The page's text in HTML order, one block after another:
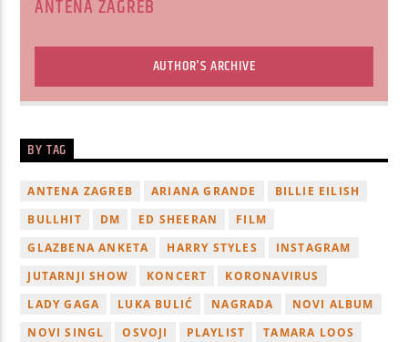
ANTENA ZAGREB
AUTHOR'S ARCHIVE
BY TAG
ANTENA ZAGREB ARIANA GRANDE
BILLIE EILISH
BULLHIT
DM ED SHEERAN
FILM
GLAZBENA ANKETA
HARRY STYLES
INSTAGRAM
JUTARNJI SHOW
KONCERT
KORONAVIRUS
LADY GAGA
LUKA BULIĆ NAGRADA
NOVI ALBUM
NOVI SINGL
OSVOJI PLAYLIST
TAMARA LOOS